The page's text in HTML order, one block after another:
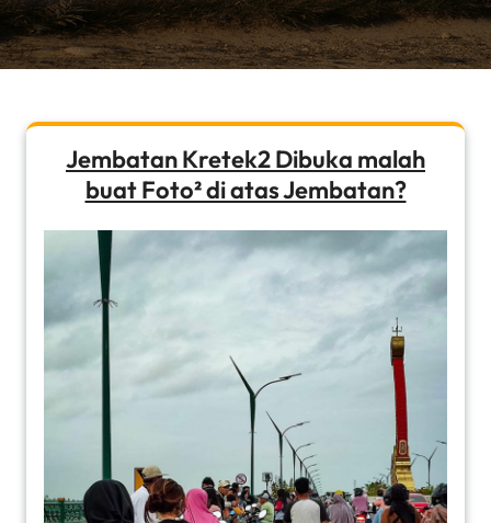
Jembatan Kretek2 Dibuka malah
buat Foto² di atas Jembatan?